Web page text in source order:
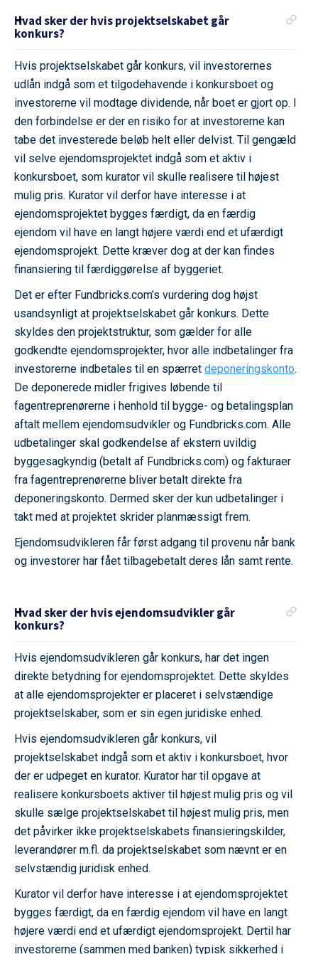
Hvad sker der hvis projektselskabet går
konkurs?
Hvis projektselskabet går konkurs, vil investorernes
udlån indgå som et tilgodehavende i konkursboet og
investorerne vil modtage dividende, når boet er gjort op. I
den forbindelse er der en risiko for at investorerne kan
tabe det investerede beløb helt eller delvist. Til gengæld
vil selve ejendomsprojektet indgå som et aktiv i
konkursboet, som kurator vil skulle realisere til højest
mulig pris. Kurator vil derfor have interesse i at
ejendomsprojektet bygges færdigt, da en færdig
ejendom vil have en langt højere værdi end et ufærdigt
ejendomsprojekt. Dette kræver dog at der kan findes
finansiering til færdiggørelse af byggeriet.
Det er efter Fundbricks.com’s vurdering dog højst
usandsynligt at projektselskabet går konkurs. Dette
skyldes den projektstruktur, som gælder for alle
godkendte ejendomsprojekter, hvor alle indbetalinger fra
investorerne indbetales til en spærret deponeringskonto.
De deponerede midler frigives løbende til
fagentreprenørerne i henhold til bygge- og betalingsplan
aftalt mellem ejendomsudvikler og Fundbricks.com. Alle
udbetalinger skal godkendelse af ekstern uvildig
byggesagkyndig (betalt af Fundbricks.com) og fakturaer
fra fagentreprenørerne bliver betalt direkte fra
deponeringskonto. Dermed sker der kun udbetalinger i
takt med at projektet skrider planmæssigt frem.
Ejendomsudvikleren får først adgang til provenu når bank
og investorer har fået tilbagebetalt deres lån samt rente.
Hvad sker der hvis ejendomsudvikler går
konkurs?
Hvis ejendomsudvikleren går konkurs, har det ingen
direkte betydning for ejendomsprojektet. Dette skyldes
at alle ejendomsprojekter er placeret i selvstændige
projektselskaber, som er sin egen juridiske enhed.
Hvis ejendomsudvikleren går konkurs, vil
projektselskabet indgå som et aktiv i konkursboet, hvor
der er udpeget en kurator. Kurator har til opgave at
realisere konkursboets aktiver til højest mulig pris og vil
skulle sælge projektselskabet til højest mulig pris, men
det påvirker ikke projektselskabets finansieringskilder,
leverandører m.fl. da projektselskabet som nævnt er en
selvstændig juridisk enhed.
Kurator vil derfor have interesse i at ejendomsprojektet
bygges færdigt, da en færdig ejendom vil have en langt
højere værdi end et ufærdigt ejendomsprojekt. Dertil har
investorerne (sammen med banken) typisk sikkerhed i